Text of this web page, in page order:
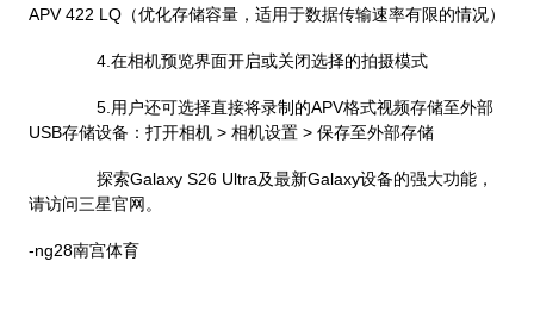
APV 422 LQ（优化存储容量，适用于数据传输速率有限的情况）
4.在相机预览界面开启或关闭选择的拍摄模式
5.用户还可选择直接将录制的APV格式视频存储至外部
USB存储设备：打开相机 > 相机设置 > 保存至外部存储
探索Galaxy S26 Ultra及最新Galaxy设备的强大功能，
请访问三星官网。
-ng28南宫体育